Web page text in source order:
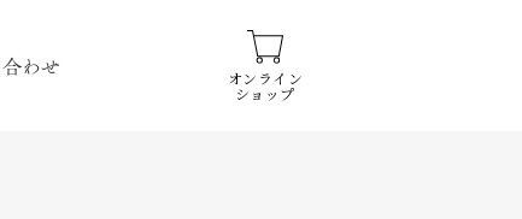
わせ
オンライン
ショップ